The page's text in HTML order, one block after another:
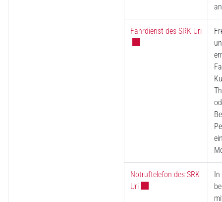
Fahrdienst des SRK Uri
Notruftelefon des SRK
UriExterner Link wird in
In